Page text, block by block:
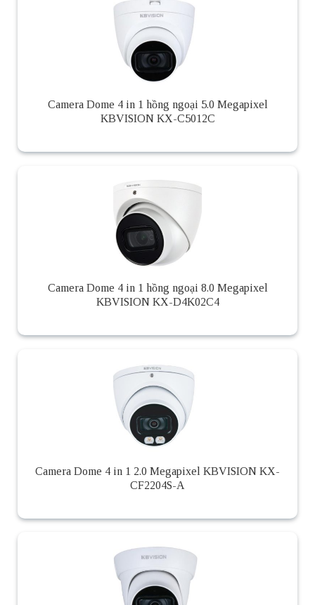
Camera Dome 4 in 1 hồng ngoại 5.0 Megapixel
KBVISION KX-C5012C
Camera Dome 4 in 1 hồng ngoại 8.0 Megapixel
KBVISION KX-D4K02C4
Camera Dome 4 in 1 2.0 Megapixel KBVISION KX-
CF2204S-A